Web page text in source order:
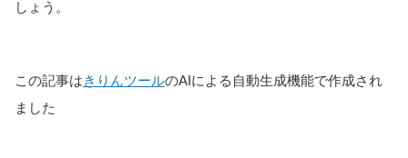
しょう。
この記事はきりんツールのAIによる自動生成機能で作成され
ました